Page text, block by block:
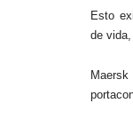
Esto
de